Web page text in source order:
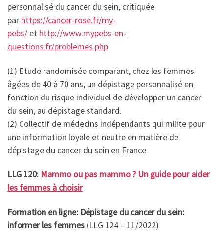
personnalisé du cancer du sein, critiquée
par https://cancer-rose.fr/my-
pebs/ et http://www.mypebs-en-
questions.fr/problemes.php
(1) Etude randomisée comparant, chez les femmes
âgées de 40 à 70 ans, un dépistage personnalisé en
fonction du risque individuel de développer un cancer
du sein, au dépistage standard.
(2) Collectif de médecins indépendants qui milite pour
une information loyale et neutre en matière de
dépistage du cancer du sein en France
LLG 120: Mammo ou pas mammo ? Un guide pour aider
les femmes à choisir
Formation en ligne: Dépistage du cancer du sein:
informer les femmes (LLG 124 – 11/2022)